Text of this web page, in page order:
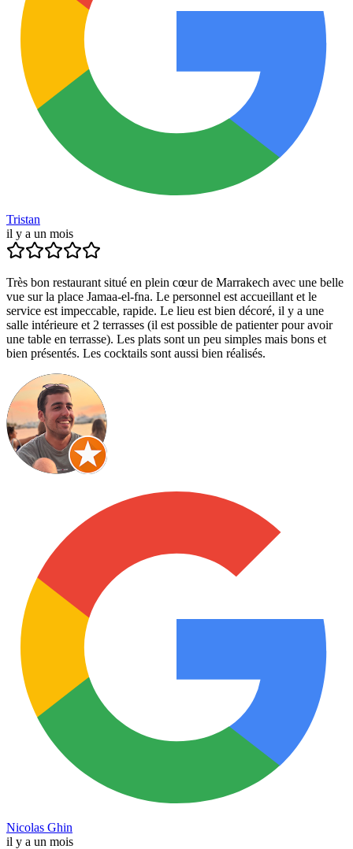
Tristan
il y a un mois
Très bon restaurant situé en plein cœur de Marrakech avec une belle
vue sur la place Jamaa-el-fna. Le personnel est accueillant et le
service est impeccable, rapide. Le lieu est bien décoré, il y a une
salle intérieure et 2 terrasses (il est possible de patienter pour avoir
une table en terrasse). Les plats sont un peu simples mais bons et
bien présentés. Les cocktails sont aussi bien réalisés.
Nicolas Ghin
il y a un mois